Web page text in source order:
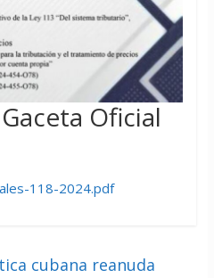
Oficial
118-2024.pdf
cubana reanuda